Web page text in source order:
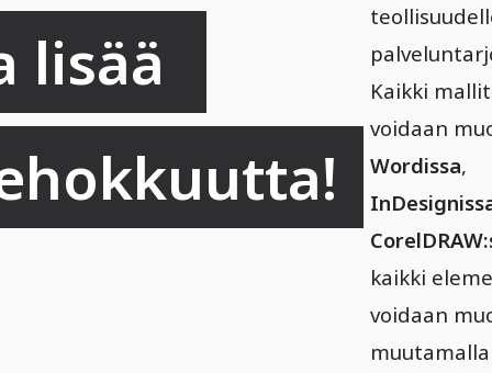
lisää
Kaikki mallit
voidaan
Wordissa,
kaikki
voidaan
muutamalla